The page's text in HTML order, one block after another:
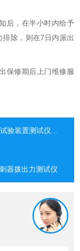
，在半小时内给予
除，则在7日内派出
修期后上门维修服
装置测试仪厂家
器拨出力测试仪